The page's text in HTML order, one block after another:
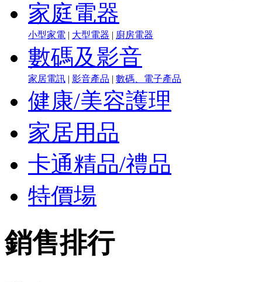
家庭電器
小型家電 | 大型電器 | 廚房電器
數碼及影音
家居電訊 | 影音產品 | 數碼、電子產品
健康/美容護理
家居用品
卡通精品/禮品
特價場
銷售排行